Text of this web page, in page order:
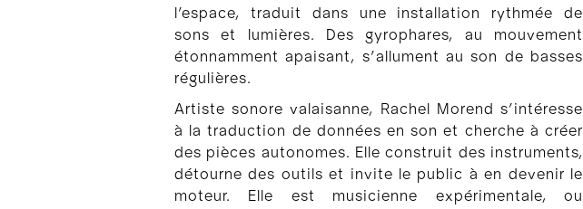
l’espace, traduit dans une installation rythmée de
sons et lumières. Des gyrophares, au mouvement
étonnamment apaisant, s’allument au son de basses
régulières.
Artiste sonore valaisanne, Rachel Morend s’intéresse
à la traduction de données en son et cherche à créer
des pièces autonomes. Elle construit des instruments,
détourne des outils et invite le public à en devenir le
moteur. Elle est musicienne expérimentale, ou